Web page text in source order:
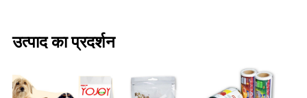
उत्पाद का प्रदर्शन